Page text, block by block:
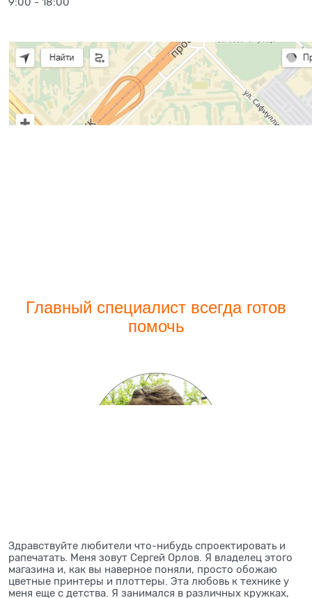
Главный специалист всегда готов
помочь
Здравствуйте любители что-нибудь спроектировать и
рапечатать. Меня зовут Сергей Орлов. Я владелец этого
магазина и, как вы наверное поняли, просто обожаю
цветные принтеры и плоттеры. Эта любовь к технике у
меня еще с детства. Я занимался в различных кружках,